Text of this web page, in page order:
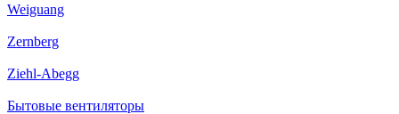
Weiguang
Zernberg
Ziehl-Abegg
Бытовые вентиляторы